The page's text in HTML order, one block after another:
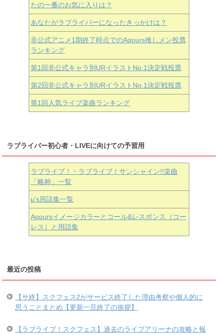
たの一番のお気に入りは？
あなたがラブライバーになったきっかけは？
非公式アニメ1期終了時点でのAqours推しメン投票
ランキング
第1回非公式キャラ別URイラストNo.1決定戦投票
第2回非公式キャラ別URイラストNo.1決定戦投票
第1回人気ライブ楽曲ランキング
ラブライバー初心者・LIVEに向けての予習用
ラブライブ！・ラブライブ！サンシャイン!!楽曲
「略称」一覧
μ’s用語集一覧
Aqoursイメージカラーとコール&レスポンス（コー
レス）と用語集
最近の投稿
【サ終】スクフェス2がサービス終了した理由考察や個人的に
思うことまとめ【更新一旦終了の挨拶】
【ラブライブ！スクフェス】過去のライブアリーナの攻略と報